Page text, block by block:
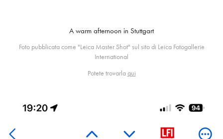
A warm afternoon in Stuttgart
Foto pubblicata come "Leica Master Shot" sul sito di Leica Fotogallerie
International
Potete trovarlaqui